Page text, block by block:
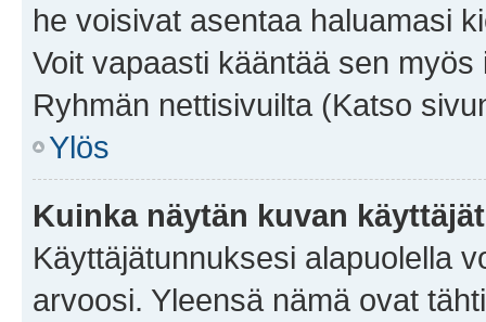
he voisivat asentaa haluamasi
Voit vapaasti kääntää sen
Ryhmän nettisivuilta (Katso
Ylös
Kuinka näytän kuvan
Käyttäjätunnuksesi alapuolella
arvoosi. Yleensä nämä ovat